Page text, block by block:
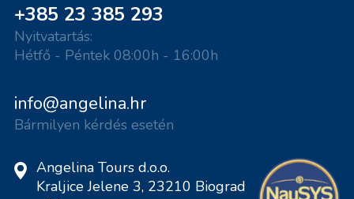
+385 23 385 293
Nyitvatartás:
Hétfő - Péntek 08:00h - 16:00h
info@angelina.hr
Bármilyen kérdés esetén
Angelina Tours d.o.o.
Kraljice Jelene 3, 23210 Biograd